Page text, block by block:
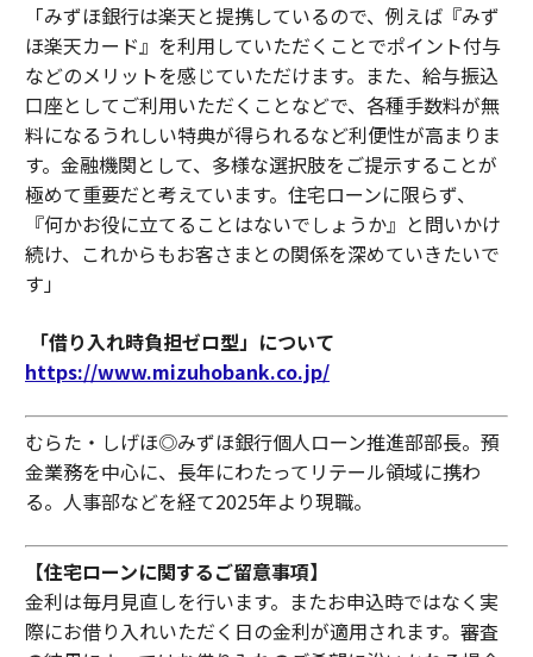
「みずほ銀行は楽天と提携しているので、例えば『みず
ほ楽天カード』を利用していただくことでポイント付与
などのメリットを感じていただけます。また、給与振込
口座としてご利用いただくことなどで、各種手数料が無
料になるうれしい特典が得られるなど利便性が高まりま
す。金融機関として、多様な選択肢をご提示することが
極めて重要だと考えています。住宅ローンに限らず、
『何かお役に立てることはないでしょうか』と問いかけ
続け、これからもお客さまとの関係を深めていきたいで
す」
「借り入れ時負担ゼロ型」について
https://www.mizuhobank.co.jp/
むらた・しげほ◎みずほ銀行個人ローン推進部部長。預
金業務を中心に、長年にわたってリテール領域に携わ
る。人事部などを経て2025年より現職。
【住宅ローンに関するご留意事項】
金利は毎月見直しを行います。またお申込時ではなく実
際にお借り入れいただく日の金利が適用されます。審査